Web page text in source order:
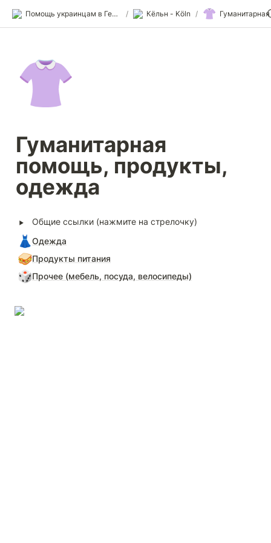
Помощь украинцам в Германии / Кёльн - Köln / 👚
👚
Гуманитарная
помощь, продукты,
одежда
‣ Общие ссылки (нажмите на стрелочку)
👗Одежда
🥪Продукты питания
🎲Прочее (мебель, посуда, велосипеды)